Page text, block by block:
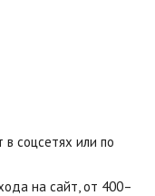
в соцсетях или по
на сайт, от 400–